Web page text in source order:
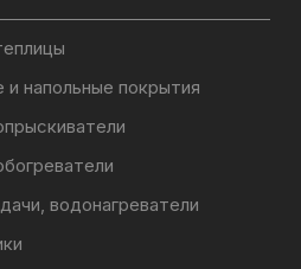
и напольные покрытия
водонагреватели